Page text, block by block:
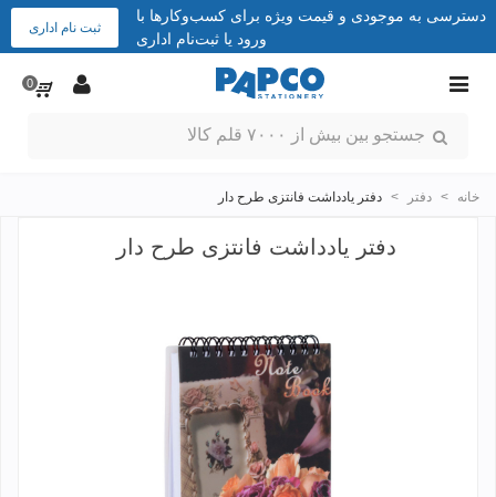
دسترسی به موجودی و قیمت ویژه برای کسب‌وکارها با
ورود یا ثبت‌نام اداری
ثبت نام اداری
0
خانه > دفتر > دفتر یادداشت فانتزی طرح دار
دفتر یادداشت فانتزی طرح دار